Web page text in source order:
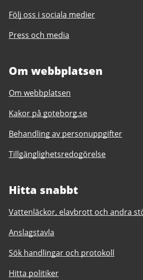
Följ oss i sociala medier
Press och media
Om webbplatsen
Om webbplatsen
Kakor på goteborg.se
Behandling av personuppgifter
Tillgänglighetsredogörelse
Hitta snabbt
Vattenläckor, elavbrott och andra
Anslagstavla
Sök handlingar och protokoll
Hitta politiker